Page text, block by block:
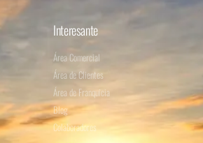
Interesante
Área Comercial
Área de Clientes
Área de Franquicia
Blog
Colaboradores